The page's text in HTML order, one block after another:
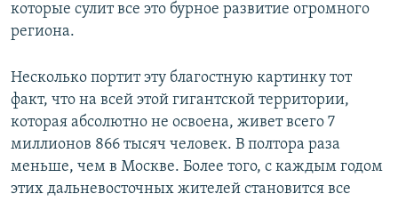
которые сулит все это бурное развитие огромного
региона.
Несколько портит эту благостную картинку тот
факт, что на всей этой гигантской территории,
которая абсолютно не освоена, живет всего 7
миллионов 866 тысяч человек. В полтора раза
меньше, чем в Москве. Более того, с каждым годом
этих дальневосточных жителей становится все